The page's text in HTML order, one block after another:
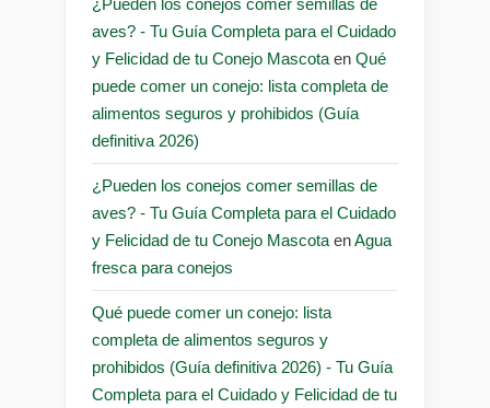
¿Pueden los conejos comer semillas de
aves? - Tu Guía Completa para el Cuidado
y Felicidad de tu Conejo Mascota en Qué
puede comer un conejo: lista completa de
alimentos seguros y prohibidos (Guía
definitiva 2026)
¿Pueden los conejos comer semillas de
aves? - Tu Guía Completa para el Cuidado
y Felicidad de tu Conejo Mascota enAgua
fresca para conejos
Qué puede comer un conejo: lista
completa de alimentos seguros y
prohibidos (Guía definitiva 2026) - Tu Guía
Completa para el Cuidado y Felicidad de tu